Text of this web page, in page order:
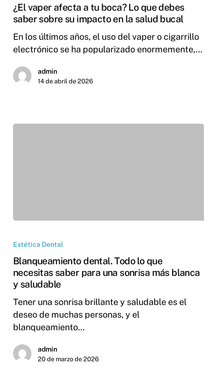
¿El vaper afecta a tu boca? Lo que debes
saber sobre su impacto en la salud bucal
En los últimos años, el uso del vaper o cigarrillo
electrónico se ha popularizado enormemente,…
admin
14 de abril de 2026
Estética Dental
Blanqueamiento dental. Todo lo que
necesitas saber para una sonrisa más blanca
y saludable
Tener una sonrisa brillante y saludable es el
deseo de muchas personas, y el
blanqueamiento…
admin
20 de marzo de 2026